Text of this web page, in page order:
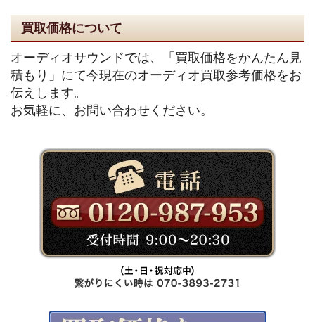
買取価格について
オーディオサウンドでは、「買取価格をかんたん見
積もり」にて今現在のオーディオ買取参考価格をお
伝えします。
お気軽に、お問い合わせください。